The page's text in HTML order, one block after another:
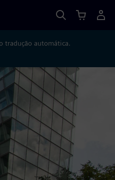
tradução automática.